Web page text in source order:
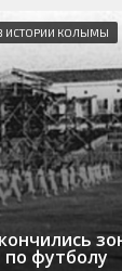
ИСТОРИИ КОЛЫМЫ
по футболу